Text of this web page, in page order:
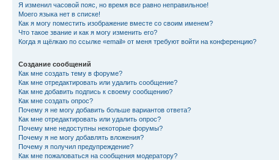
Я изменил часовой пояс, но время все равно неправильное!
Моего языка нет в списке!
Как я могу поместить изображение вместе со своим именем?
Что такое звание и как я могу изменить его?
Когда я щёлкаю по ссылке «email» от меня требуют войти на конференцию?
Создание сообщений
Как мне создать тему в форуме?
Как мне отредактировать или удалить сообщение?
Как мне добавить подпись к своему сообщению?
Как мне создать опрос?
Почему я не могу добавить больше вариантов ответа?
Как мне отредактировать или удалить опрос?
Почему мне недоступны некоторые форумы?
Почему я не могу добавлять вложения?
Почему я получил предупреждение?
Как мне пожаловаться на сообщения модератору?